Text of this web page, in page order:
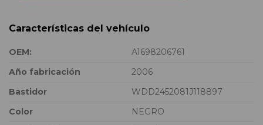
Características del vehículo
OEM:
A1698206761
Año fabricación
2006
Bastidor
WDD2452081J118897
Color
NEGRO